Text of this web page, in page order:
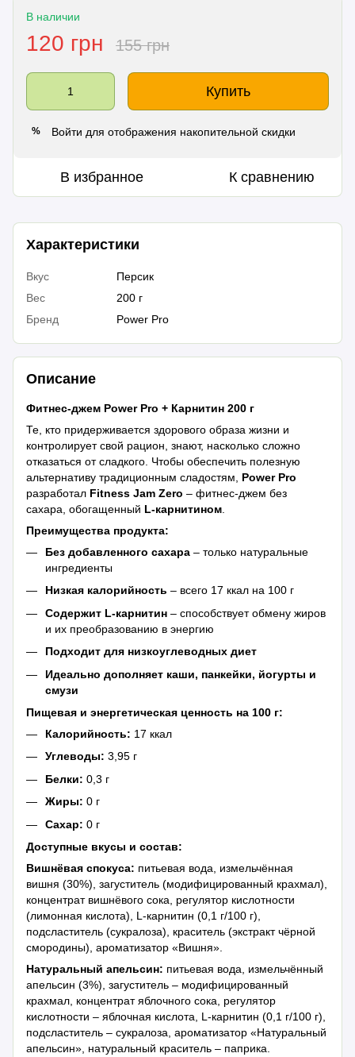
В наличии
120 грн 155 грн
Купить
% Войти для отображения накопительной скидки
В избранное К сравнению
Характеристики
Вкус
Персик
Вес
200 г
Бренд
Power Pro
Описание
Фитнес-джем Power Pro + Карнитин 200 г
Те, кто придерживается здорового образа жизни и
контролирует свой рацион, знают, насколько сложно
отказаться от сладкого. Чтобы обеспечить полезную
альтернативу традиционным сладостям, Power Pro
разработал Fitness Jam Zero – фитнес-джем без
сахара, обогащенный L-карнитином
Преимущества продукта:
Без добавленного сахара – только натуральные
ингредиенты
Низкая калорийность – всего 17 ккал на 100 г
Содержит L-карнитин – способствует обмену жиров
и их преобразованию в энергию
Подходит для низкоуглеводных диет
Идеально дополняет каши, панкейки, йогурты и
смузи
Пищевая и энергетическая ценность на 100 г:
Калорийность: 17 ккал
Углеводы: 3,95 г
Белки: 0,3 г
Жиры: 0 г
Сахар: 0 г
Доступные вкусы и состав:
Вишнёвая спокуса: питьевая вода, измельчённая
вишня (30%), загуститель (модифицированный крахмал),
концентрат вишнёвого сока, регулятор кислотности
(лимонная кислота), L-карнитин (0,1 г/100 г),
подсластитель (сукралоза), краситель (экстракт чёрной
смородины), ароматизатор «Вишня».
Натуральный апельсин: питьевая вода, измельчённый
апельсин (3%), загуститель – модифицированный
крахмал, концентрат яблочного сока, регулятор
кислотности – яблочная кислота, L-карнитин (0,1 г/100 г),
подсластитель – сукралоза, ароматизатор «Натуральный
апельсин», натуральный краситель – паприка.